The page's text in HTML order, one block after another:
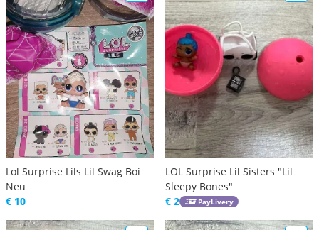
Lol Surprise Lils Lil Swag Boi
Neu
€ 10
LOL Surprise Lil Sisters "Lil
Sleepy Bones"
€ 2
PayLivery